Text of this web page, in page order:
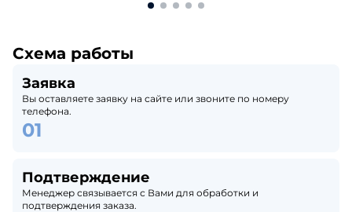
Схема работы
Заявка
Вы оставляете заявку на сайте или звоните по номеру
телефона.
Подтверждение
Менеджер связывается с Вами для обработки и
подтверждения заказа.